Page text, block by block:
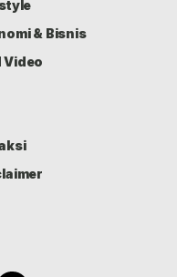
& Bisnis
Video